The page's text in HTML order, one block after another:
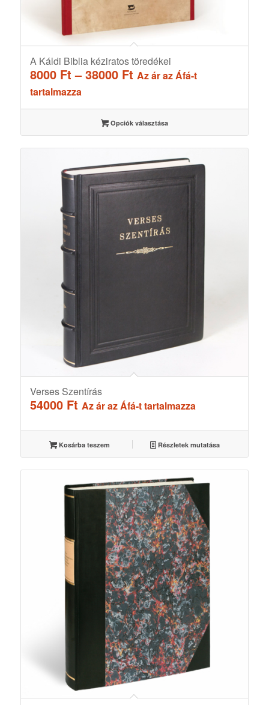
A Káldi Biblia kéziratos töredékei
8000 Ft – 38000 FtÁrtartomány:
38000 Ft
Az ár az Áfá-t
tartalmazza
Opciók választása
Verses Szentírás
54000 Ft Az ár az Áfá-t tartalmazza
Kosárba teszem Részletek mutatása